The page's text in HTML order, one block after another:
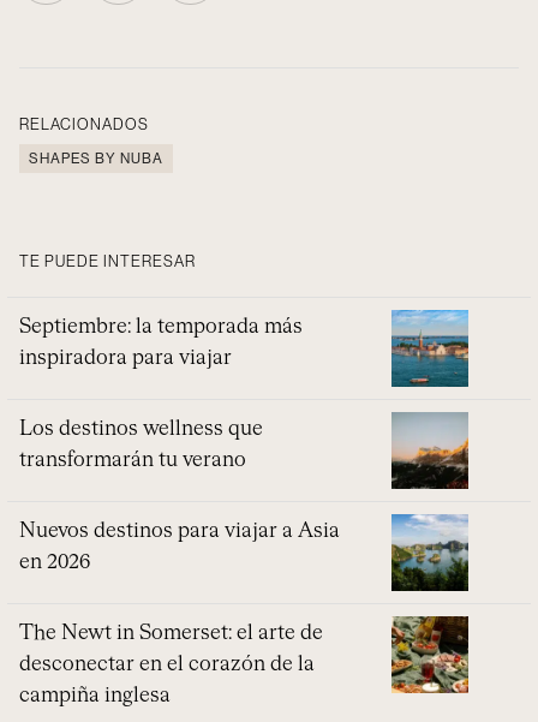
RELACIONADOS
SHAPES BY NUBA
TE PUEDE INTERESAR
Septiembre: la temporada más
inspiradora para viajar
Los destinos wellness que
transformarán tu verano
Nuevos destinos para viajar a Asia
en 2026
The Newt in Somerset: el arte de
desconectar en el corazón de la
campiña inglesa